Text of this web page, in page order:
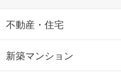
不動産・住宅
新築マンション